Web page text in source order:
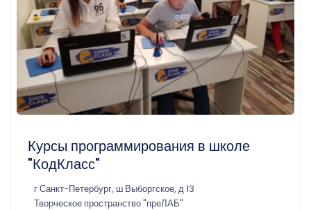
Курсы программирования в школе
"КодКласс"
г Санкт-Петербург, ш Выборгское, д 13
Творческое пространство "преЛАБ"